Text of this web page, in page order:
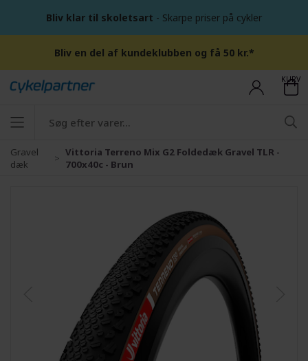
Bliv klar til skoletsart - Skarpe priser på cykler
Bliv en del af kundeklubben og få 50 kr.*
KURV
Gravel
dæk
Vittoria Terreno Mix G2 Foldedæk Gravel TLR -
700x40c - Brun